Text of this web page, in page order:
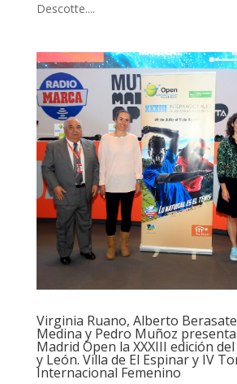
Descotte....
Virginia Ruano, Alberto
Medina y Pedro Muñoz
Madrid Open la XXXIII edición
y León. Villa de El Espinar y IV
Internacional Femenino